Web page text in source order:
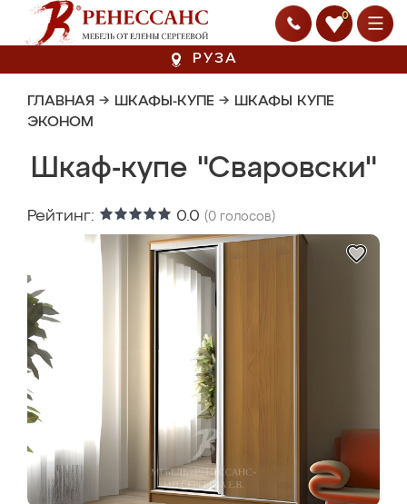
0
РУЗА
ГЛАВНАЯ → ШКАФЫ-КУПЕ → ШКАФЫ КУПЕ
ЭКОНОМ
Шкаф-купе "Сваровски"
Рейтинг: 0.0 (0 голосов)